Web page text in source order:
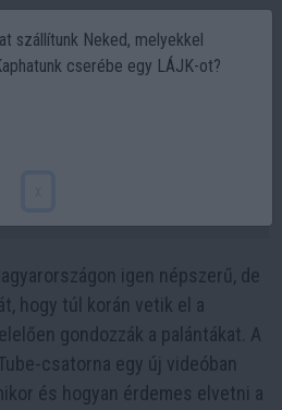
igen népszerű, de
hogy túl korán vetik el a
gondozzák a palántákat. A
csatorna egy új videóban
és hogyan érdemes elvetni a
szállítunk Neked, melyekkel
cserébe egy LÁJK-ot?